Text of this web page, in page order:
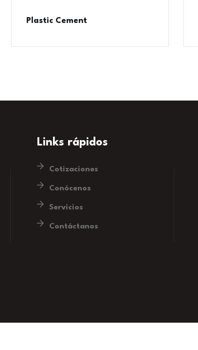
Plastic Cement
Links rápidos
Cotizaciones
Conócenos
Servicios
Contáctanos